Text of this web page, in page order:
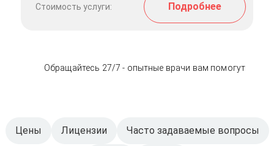
Стоимость услуги: Подробнее
Обращайтесь 27/7 - опытные врачи вам помогут
Цены Лицензии Часто задаваемые вопросы